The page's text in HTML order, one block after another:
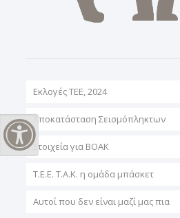
Εναλλαγή Υψηλής Αντίθεσης
Εκλογές ΤΕΕ, 2024
Αποκατάσταση Σεισμόπληκτων
Στοιχεία για ΒΟΑΚ
T.E.E. T.A.K. η ομάδα μπάσκετ
Αυτοί που δεν είναι μαζί μας πια